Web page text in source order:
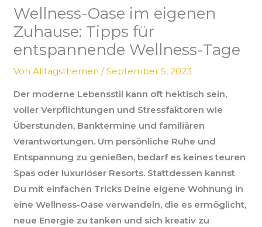
Wellness-Oase im eigenen
Zuhause: Tipps für
entspannende Wellness-Tage
VonAlltagsthemen/September 5, 2023
Der moderne Lebensstil kann oft hektisch sein,
voller Verpflichtungen und Stressfaktoren wie
Überstunden, Banktermine und familiären
Verantwortungen. Um persönliche Ruhe und
Entspannung zu genießen, bedarf es keines teuren
Spas oder luxuriöser Resorts. Stattdessen kannst
Du mit einfachen Tricks Deine eigene Wohnung in
eine Wellness-Oase verwandeln, die es ermöglicht,
neue Energie zu tanken und sich kreativ zu